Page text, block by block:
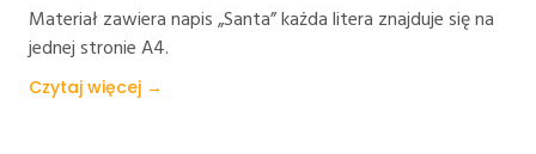
Materiał zawiera napis „Santa” każda litera znajduje się na
jednej stronie A4.
Czytaj więcej →